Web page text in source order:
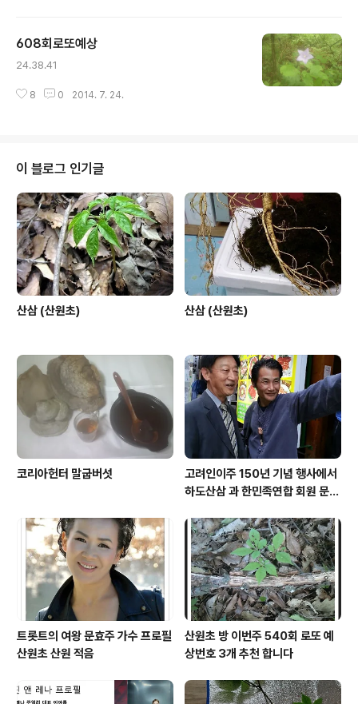
608회로또예상
24.38.41
8 0 2014. 7. 24.
이 블로그 인기글
산삼 (산원초) 산삼 (산원초)
코리아헌터 말굽버섯
고려인이주 150년 기념 행사에서
하도산삼 과 한민족연합 회원 문효
트롯트의 여왕 문효주 가수 프로필
산원초 산원 적음
산원초 방 이번주 540회 로또 예
상번호 3개 추천 합니다